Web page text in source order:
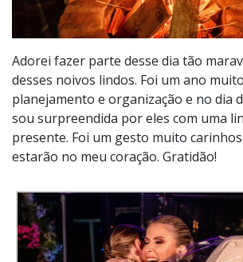
Adorei fazer parte desse dia tão
desses noivos lindos. Foi um ano
planejamento e organização e no dia
sou surpreendida por eles com uma
presente. Foi um gesto muito
estarão no meu coração. Gratidão!